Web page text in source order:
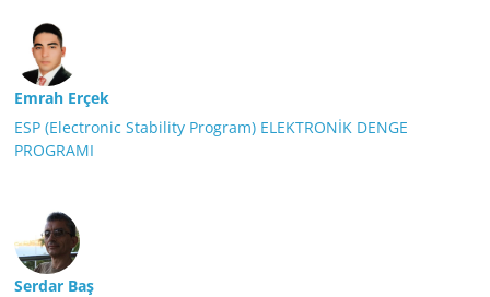
Emrah Erçek
ESP (Electronic Stability Program) ELEKTRONİK DENGE
PROGRAMI
Serdar Baş